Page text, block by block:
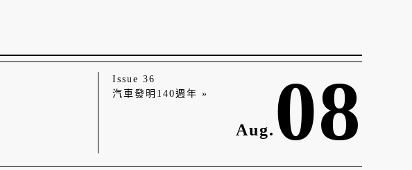
Issue 36
汽車發明140週年 »
Aug. 08